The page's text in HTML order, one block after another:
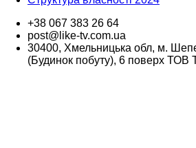
+38 067 383 26 64
post@like-tv.com.ua
30400, Хмельницька обл, м.
(Будинок побуту), 6 поверх